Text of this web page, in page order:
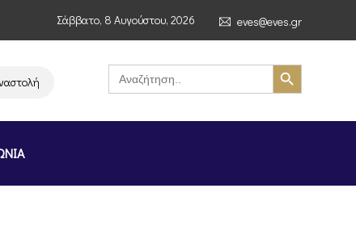
Σάββατο, 8 Αυγούστου, 2026 eves@eves.gr
λειτουργίας της αλυσίδας σούπερ μάρκετ MERE στην Ελλάδα –
Search
for:
Search Button